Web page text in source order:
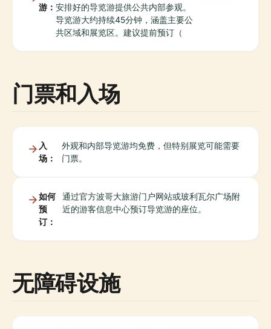
游： 安排好的导览游提供公共内部参观。
导览游大约持续45分钟，涵盖主要公
共区域和展览区。建议提前预订（
门票和入场
入
场：
外观和内部导览游均免费，但特别展览可能需要
门票。
如何
预
订：
通过官方波哥大旅游门户网站或玻利瓦尔广场附
近的游客信息中心预订导览游的座位。
无障碍设施